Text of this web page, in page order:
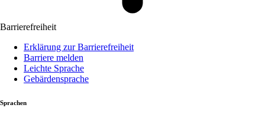
Barrierefreiheit
Erklärung zur Barrierefreiheit
Barriere melden
Leichte Sprache
Gebärdensprache
Sprachen